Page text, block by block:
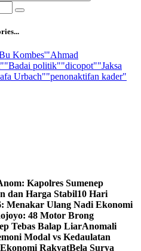
Kombes'"Ahmad
"Badai politik""dicopot""Jaksa
Urbach""penonaktifan kader"
Kapolres Sumenep
dan Harga Stabil10 Hari
Menakar Ulang Nadi Ekonomi
48 Motor Brong
Tebas Balap LiarAnomali
Modal vs Kedaulatan
RakyatBela Surya